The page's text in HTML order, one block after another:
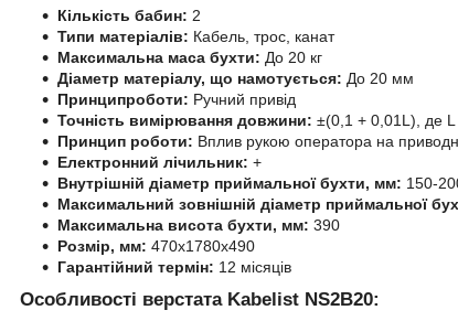
Кількість бабин: 2
Типи матеріалів: Кабель, трос, канат
Максимальна маса бухти: До 20 кг
Діаметр матеріалу, що намотується: До 20 мм
Принципроботи: Ручний привід
Точність вимірювання довжини: ±(0,1 + 0,01L), де L
Принцип роботи: Вплив рукою оператора на
Електронний лічильник: +
Внутрішній діаметр приймальної бухти, мм: 150-
Максимальний зовнішній діаметр приймальної
Максимальна висота бухти, мм: 390
Розмір, мм: 470х1780х490
Гарантійний термін: 12 місяців
Особливості верстата Kabelist NS2B20: